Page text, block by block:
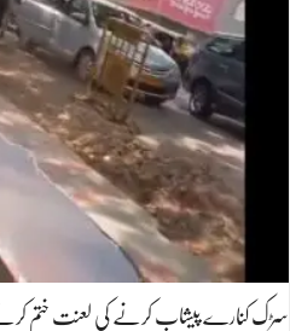
سڑک کنارے پیشاب کرنے کی لعنت ختم کرنے